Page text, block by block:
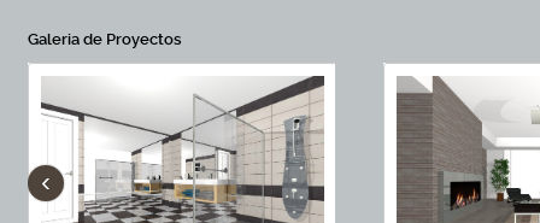
Galeria de Proyectos
‹